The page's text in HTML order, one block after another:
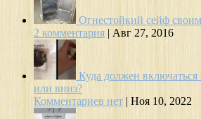
Огнестойкий сейф
2 комментария | Авг 27, 2016
Куда должен
или вниз?
Комментариев нет | Ноя 10, 2022